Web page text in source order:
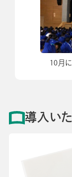
10月
導入い